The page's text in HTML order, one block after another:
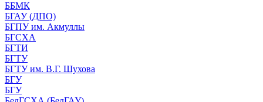
ББМК
БГАУ (ДПО)
БГПУ им. Акмуллы
БГСХА
БГТИ
БГТУ
БГТУ им. В.Г. Шухова
БГУ
БГУ